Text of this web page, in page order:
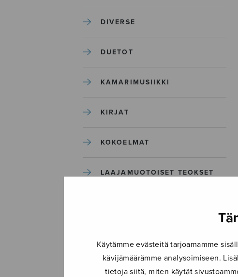
Käytämme evästeitä tarjoamamme
kävijämäärämme analysoimiseen.
tietoja siitä, miten käytät
DIVERSE
DUETOT
KAMARIMUSIIKKI
KIRJAT
KOKOELMAT
LAAJAMUOTOISET TEOKSET
MUUT